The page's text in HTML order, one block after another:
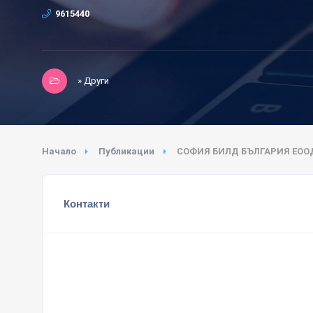
9615440
» Други
Начало Публикации СОФИЯ БИЛД БЪЛГАРИЯ
Контакти